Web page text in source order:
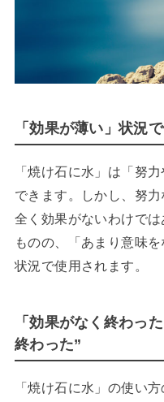
「効果が薄い」状況
「焼け石に水」は「努
できます。しかし、努
全く効果がないわけで
ものの、「あまり意味
状況で使用されます。
「効果がなく終わっ
終わった”
「焼け石に水」の使い